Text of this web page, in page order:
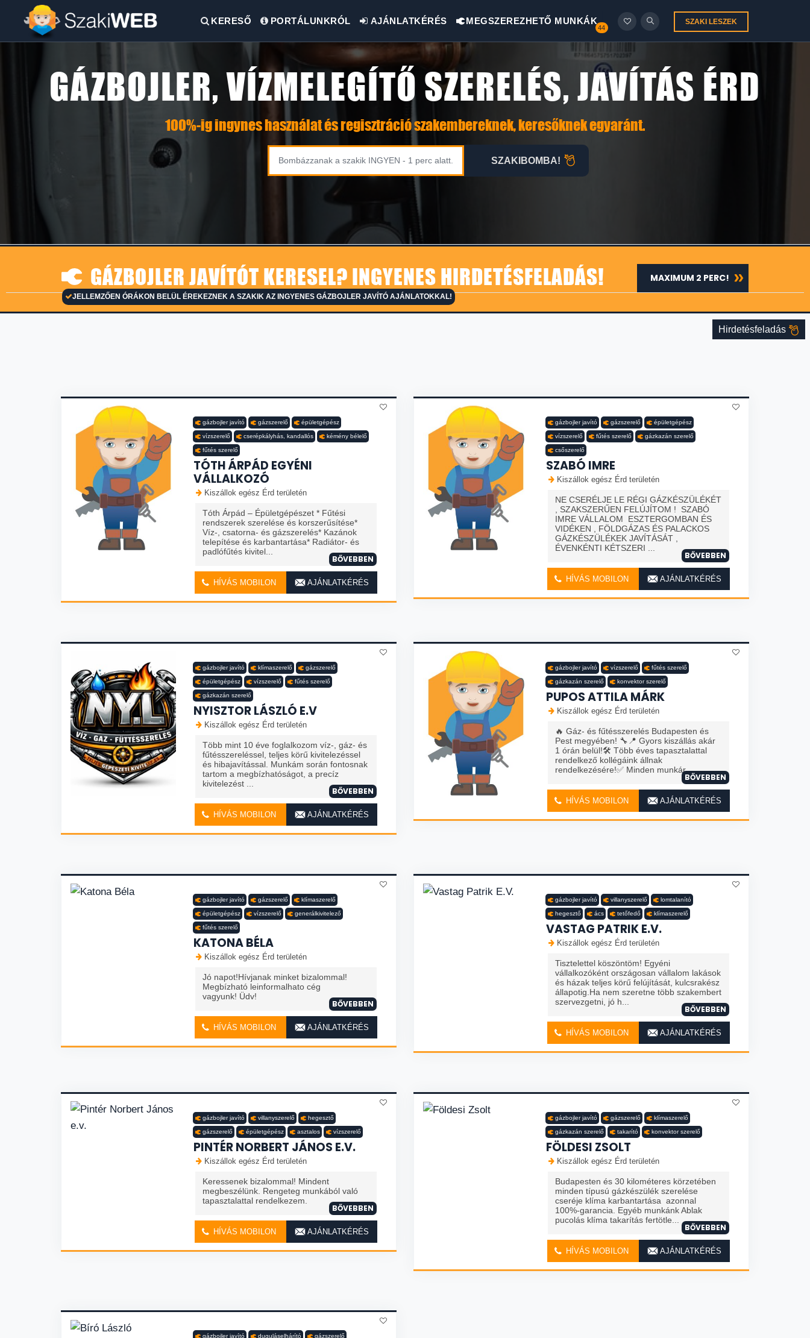
SZAKI LESZEK
KERESŐ PORTÁLUNKRÓL AJÁNLATKÉRÉS MEGSZEREZHETŐ MUNKÁK
44
GÁZBOJLER, VÍZMELEGÍTŐ SZERELÉS, JAVÍTÁS ÉRD
100%-ig ingynes használat és regisztráció szakembereknek, keresőknek egyaránt.
SZAKIBOMBA!
GÁZBOJLER JAVÍTÓT KERESEL? INGYENES HIRDETÉSFELADÁS!
JELLEMZŐEN ÓRÁKON BELÜL ÉREKEZNEK A SZAKIK AZ INGYENES GÁZBOJLER JAVÍTÓ AJÁNLATOKKAL!
MAXIMUM 2 PERC!
gázbojler javító gázszerelő épületgépész
vízszerelő cserépkályhás, kandallós kémény bélelő
fűtés szerelő
TÓTH ÁRPÁD EGYÉNI
VÁLLALKOZÓ
Kiszállok egész Érd területén
Tóth Árpád – Épületgépészet * Fűtési
rendszerek szerelése és korszerűsítése*
Víz-, csatorna- és gázszerelés* Kazánok
telepítése és karbantartása* Radiátor- és
padlófűtés kivitel...
BŐVEBBEN
HÍVÁS MOBILON AJÁNLATKÉRÉS
gázbojler javító gázszerelő épületgépész
vízszerelő fűtés szerelő gázkazán szerelő
csőszerelő
SZABÓ IMRE
Kiszállok egész Érd területén
NE CSERÉLJE LE RÉGI GÁZKÉSZÜLÉKÉT
, SZAKSZERŰEN FELÚJÍTOM ! SZABÓ
IMRE VÁLLALOM ESZTERGOMBAN ÉS
VIDÉKEN , FÖLDGÁZAS ÉS PALACKOS
GÁZKÉSZÜLÉKEK JAVÍTÁSÁT ,
ÉVENKÉNTI KÉTSZERI ...
BŐVEBBEN
HÍVÁS MOBILON AJÁNLATKÉRÉS
gázbojler javító klímaszerelő gázszerelő
épületgépész vízszerelő fűtés szerelő
gázkazán szerelő
NYISZTOR LÁSZLÓ E.V
Kiszállok egész Érd területén
Több mint 10 éve foglalkozom víz-, gáz- és
fűtésszereléssel, teljes körű kivitelezéssel
és hibajavítással. Munkám során fontosnak
tartom a megbízhatóságot, a precíz
kivitelezést ...
BŐVEBBEN
HÍVÁS MOBILON AJÁNLATKÉRÉS
gázbojler javító vízszerelő fűtés szerelő
gázkazán szerelő konvektor szerelő
PUPOS ATTILA MÁRK
Kiszállok egész Érd területén
🔥 Gáz- és fűtésszerelés Budapesten és
Pest megyében! 🔧📍 Gyors kiszállás akár
1 órán belül!🛠️ Több éves tapasztalattal
rendelkező kollégáink állnak
rendelkezésére!✅ Minden munkár...
BŐVEBBEN
HÍVÁS MOBILON AJÁNLATKÉRÉS
gázbojler javító gázszerelő klímaszerelő
épületgépész vízszerelő generálkivitelező
fűtés szerelő
KATONA BÉLA
Kiszállok egész Érd területén
Jó napot!Hívjanak minket bizalommal!
Megbízható leinformalhato cég
vagyunk! Üdv!
BŐVEBBEN
HÍVÁS MOBILON AJÁNLATKÉRÉS
gázbojler javító villanyszerelő lomtalanító
hegesztő ács tetőfedő klímaszerelő
VASTAG PATRIK E.V.
Kiszállok egész Érd területén
Tisztelettel köszöntöm! Egyéni
vállalkozóként országosan vállalom lakások
és házak teljes körű felújítását, kulcsrakész
állapotig.Ha nem szeretne több szakembert
szervezgetni, jó h...
BŐVEBBEN
HÍVÁS MOBILON AJÁNLATKÉRÉS
gázbojler javító villanyszerelő hegesztő
gázszerelő épületgépész asztalos vízszerelő
PINTÉR NORBERT JÁNOS E.V.
Kiszállok egész Érd területén
Keressenek bizalommal! Mindent
megbeszélünk. Rengeteg munkából való
tapasztalattal rendelkezem.
BŐVEBBEN
HÍVÁS MOBILON AJÁNLATKÉRÉS
gázbojler javító gázszerelő klímaszerelő
gázkazán szerelő takarító konvektor szerelő
FÖLDESI ZSOLT
Kiszállok egész Érd területén
Budapesten és 30 kilométeres körzetében
minden típusú gázkészülék szerelése
cseréje klíma karbantartása azonnal
100%-garancia. Egyéb munkánk Ablak
pucolás klíma takarítás fertötle...
BŐVEBBEN
HÍVÁS MOBILON AJÁNLATKÉRÉS
gázbojler javító duguláselhárító gázszerelő
Hirdetésfeladás